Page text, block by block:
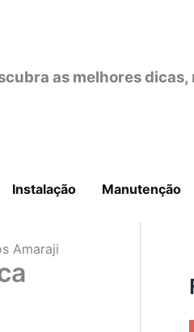
as melhores
Instalação Manutenção
Amaraji